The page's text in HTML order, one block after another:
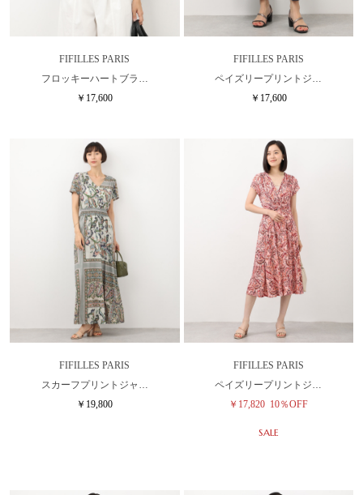
FIFILLES PARIS
フロッキーハートブラ…
￥17,600
FIFILLES PARIS
ペイズリープリントジ…
￥17,600
FIFILLES PARIS
スカーフプリントジャ…
￥19,800
FIFILLES PARIS
ペイズリープリントジ…
￥17,820 10％OFF
SALE